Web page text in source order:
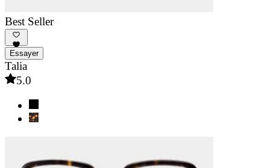
Best Seller
Essayer
Talia
5.0